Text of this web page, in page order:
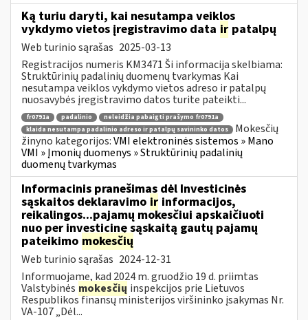
Ką turiu daryti, kai nesutampa veiklos
vykdymo vietos įregistravimo data ir patalpų
Web turinio sąrašas 2025-03-13
Registracijos numeris KM3471 Ši informacija skelbiama:
Struktūrinių padalinių duomenų tvarkymas Kai
nesutampa veiklos vykdymo vietos adreso ir patalpų
nuosavybės įregistravimo datos turite pateikti...
fr0791a padalinio
neleidžia pabaigti prašymo fr0791a
klaida nesutampa padalinio adreso ir patalpų savininko datos
Mokesčių
žinyno kategorijos:VMI elektroninės sistemos » Mano
VMI » Įmonių duomenys » Struktūrinių padalinių
duomenų tvarkymas
Informacinis pranešimas dėl Investicinės
sąskaitos deklaravimo ir informacijos,
reikalingos...pajamų mokesčiui apskaičiuoti
nuo per investicinę sąskaitą gautų pajamų
pateikimo mokesčių
Web turinio sąrašas 2024-12-31
Informuojame, kad 2024 m. gruodžio 19 d. priimtas
Valstybinės mokesčių inspekcijos prie Lietuvos
Respublikos finansų ministerijos viršininko įsakymas Nr.
VA-107 „Dėl...